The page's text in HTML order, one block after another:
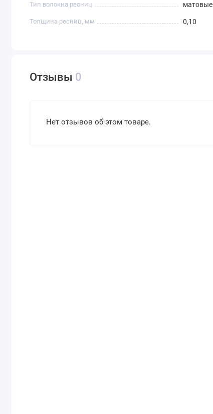
Тип волокна ресниц матовые
Толщина ресниц, мм 0,10
Отзывы 0
Нет отзывов об этом товаре.